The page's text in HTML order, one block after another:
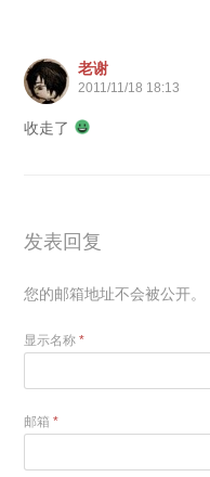
老谢
2011/11/18 18:13
收走了
发表回复
您的邮箱地址不会被公开。
显示名称*
邮箱*